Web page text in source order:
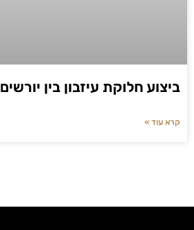
ביצוע חלוקת עיזבון בין יורשים
קרא עוד »